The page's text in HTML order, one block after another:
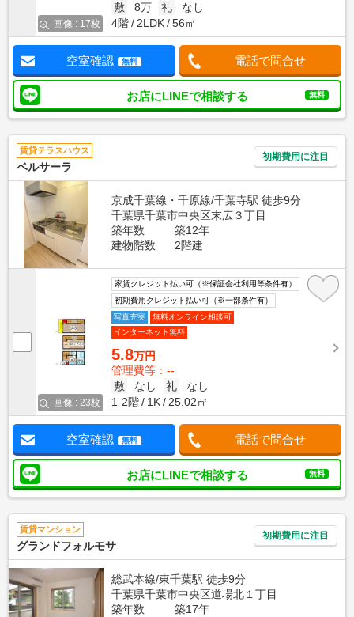
画像 : 17枚
敷
8万 礼
なし
4階
2LDK 56㎡
空室確認 無料 電話で問合せ
お店にLINEで相談する 無料
賃貸テラスハウス
ベルサーラ
初期費用に注目
京成千葉線・千原線/千葉寺駅 徒歩9分
千葉県千葉市中央区末広３丁目
築年数
築12年
建物階数
2階建
画像 : 23枚
家賃クレジット払い可（※保証会社利用等条件有）
初期費用クレジット払い可（※一部条件有）
写真充実
無料オンライン相談可
インターネット無料
5.8万円
管理費等：--
敷
なし 礼
なし
1-2階
1K 25.02㎡
空室確認 無料 電話で問合せ
お店にLINEで相談する 無料
賃貸マンション
グランドフォルモサ
初期費用に注目
総武本線/東千葉駅 徒歩9分
千葉県千葉市中央区道場北１丁目
築年数
築17年